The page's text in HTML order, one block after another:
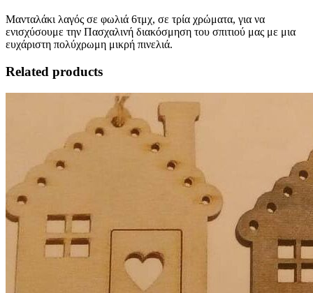
Μανταλάκι λαγός σε φωλιά 6τμχ, σε τρία χρώματα, για να
ενισχύσουμε την Πασχαλινή διακόσμηση του σπιτιού μας με μια
ευχάριστη πολύχρωμη μικρή πινελιά.
Related products